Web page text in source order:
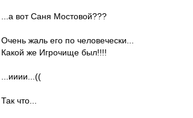
...а вот Саня Мостовой???
Очень жаль его по человечески...
Какой же Игрочище был!!!!
...ииии...((
Так что...